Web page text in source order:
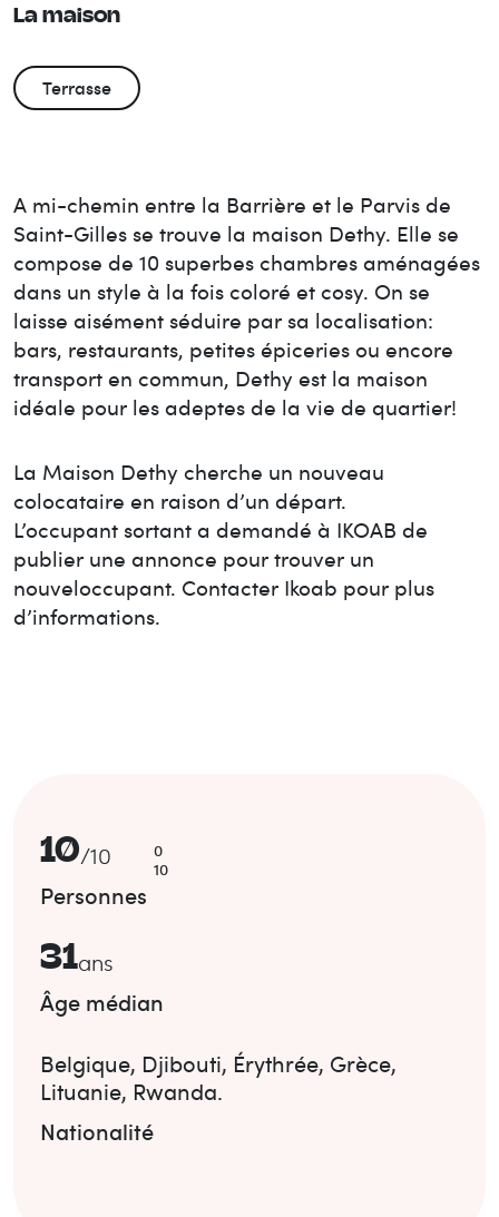
La maison
Terrasse
A mi-chemin entre la Barrière et le Parvis de
Saint-Gilles se trouve la maison Dethy. Elle se
compose de 10 superbes chambres aménagées
dans un style à la fois coloré et cosy. On se
laisse aisément séduire par sa localisation:
bars, restaurants, petites épiceries ou encore
transport en commun, Dethy est la maison
idéale pour les adeptes de la vie de quartier!
La Maison Dethy cherche un nouveau
colocataire en raison d’un départ.
L’occupant sortant a demandé à IKOAB de
publier une annonce pour trouver un
nouveloccupant. Contacter Ikoab pour plus
d’informations.
10/10
0
10
Personnes
31ans
Âge médian
Belgique, Djibouti, Érythrée, Grèce,
Lituanie, Rwanda.
Nationalité